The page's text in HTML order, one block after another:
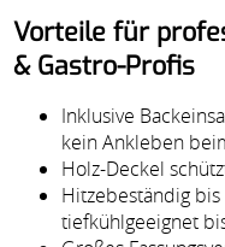
Vorteile für
& Gastro-Profis
Inklusive
kein Ankleben
Holz-Deckel
Hitzebeständig
tiefkühlgeeignet